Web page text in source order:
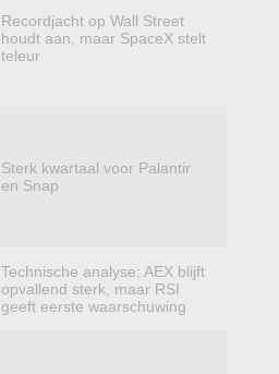
Recordjacht op Wall Street
houdt aan, maar SpaceX stelt
teleur
Sterk kwartaal voor Palantir
en Snap
Technische analyse: AEX blijft
opvallend sterk, maar RSI
geeft eerste waarschuwing